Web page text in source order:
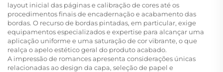
layout inicial das páginas e calibração de cores até os
procedimentos finais de encadernação e acabamento das
bordas. O recurso de bordas pintadas, em particular, exige
equipamentos especializados e expertise para alcançar uma
aplicação uniforme e uma saturação de cor vibrante, o que
realça o apelo estético geral do produto acabado.
A impressão de romances apresenta considerações únicas
relacionadas ao design da capa, seleção de papel e